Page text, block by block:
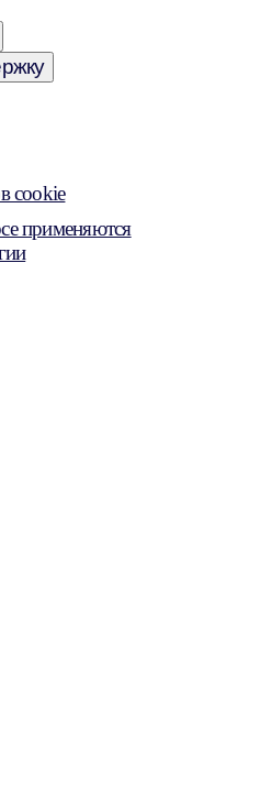
cookie
применяются